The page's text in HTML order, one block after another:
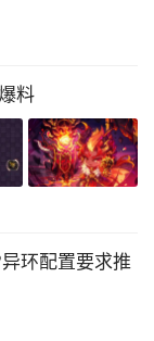
料
环配置要求推